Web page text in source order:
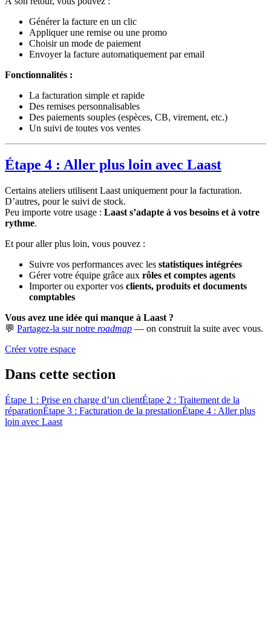
Générer la facture en un clic
Appliquer une remise ou une promo
Choisir un mode de paiement
Envoyer la facture automatiquement par email
Fonctionnalités :
La facturation simple et rapide
Des remises personnalisables
Des paiements souples (espèces, CB, virement, etc.)
Un suivi de toutes vos ventes
Étape 4 : Aller plus loin avec Laast
Certains ateliers utilisent Laast uniquement pour la facturation.
D’autres, pour le suivi de stock.
Peu importe votre usage : Laast s’adapte à vos besoins et à votre
rythme.
Et pour aller plus loin, vous pouvez :
Suivre vos performances avec les statistiques intégrées
Gérer votre équipe grâce aux rôles et comptes agents
Importer ou exporter vos clients, produits et documents
comptables
Vous avez une idée qui manque à Laast ?
💬 Partagez-la sur notre roadmap — on construit la suite avec vous.
Créer votre espace
Dans cette section
Étape 1 : Prise en charge d’un clientÉtape 2 : Traitement de la
réparationÉtape 3 : Facturation de la prestationÉtape 4 : Aller plus
loin avec Laast